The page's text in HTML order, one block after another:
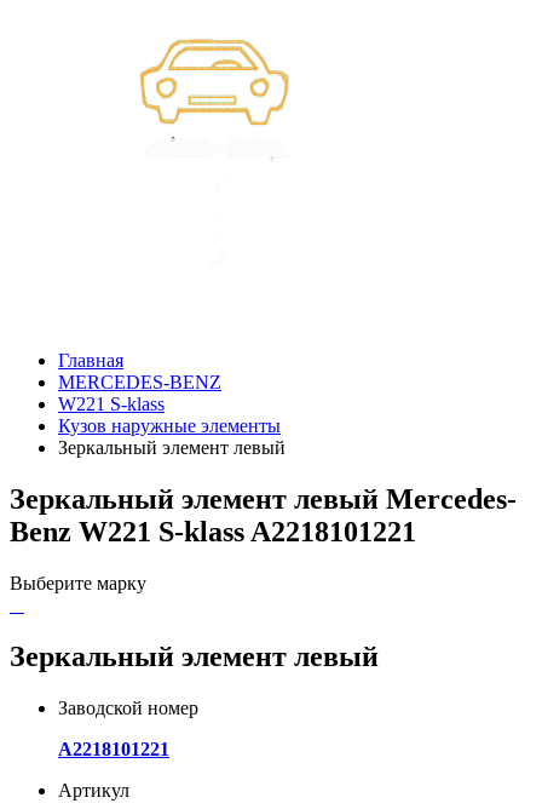
Главная
MERCEDES-BENZ
W221 S-klass
Кузов наружные элементы
Зеркальный элемент левый
Зеркальный элемент левый Mercedes-
Benz W221 S-klass A2218101221
Выберите марку
Зеркальный элемент левый
Заводской номер
A2218101221
Артикул